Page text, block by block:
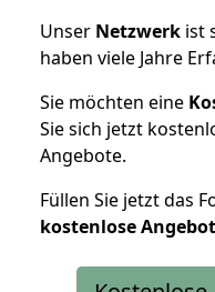
Unser Netzwerk ist
haben viele Jahre
Sie möchten eine
Sie sich jetzt
Angebote.
Füllen Sie jetzt das
kostenlose